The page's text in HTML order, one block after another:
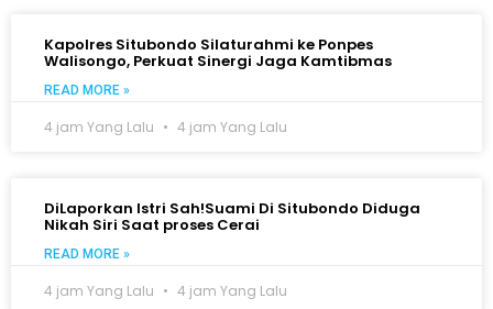
Kapolres Situbondo Silaturahmi ke Ponpes
Walisongo, Perkuat Sinergi Jaga Kamtibmas
READ MORE »
4 jam Yang Lalu 4 jam Yang Lalu
DiLaporkan Istri Sah!Suami Di Situbondo Diduga
Nikah Siri Saat proses Cerai
READ MORE »
4 jam Yang Lalu 4 jam Yang Lalu